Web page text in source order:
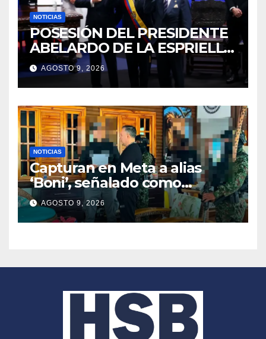
NOTICIAS
POSESIÓN DEL PRESIDENTE
ABELARDO DE LA ESPRIELLA
2026 – 2030
AGOSTO 9, 2026
NOTICIAS
Capturan en Meta a alias
‘Boni’, señalado como
segundo cabecilla de los
Comandos de Frontera
AGOSTO 9, 2026